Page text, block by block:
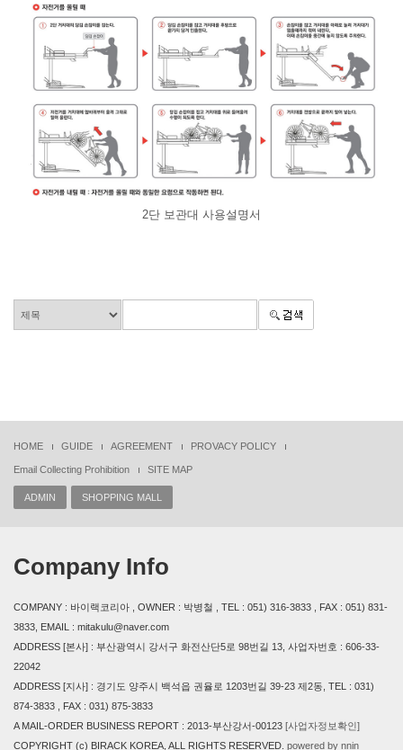
2단 보관대 사용설명서
HOME GUIDE AGREEMENT PROVACY POLICY
Email Collecting Prohibition SITE MAP
ADMIN SHOPPING MALL
Company Info
COMPANY : 바이랙코리아 , OWNER : 박병철 , TEL : 051) 316-3833 , FAX : 051) 831-
3833, EMAIL : mitakulu@naver.com
ADDRESS [본사] : 부산광역시 강서구 화전산단5로 98번길 13, 사업자번호 : 606-33-
22042
ADDRESS [지사] : 경기도 양주시 백석읍 권율로 1203번길 39-23 제2동, TEL : 031)
874-3833 , FAX : 031) 875-3833
A MAIL-ORDER BUSINESS REPORT : 2013-부산강서-00123 [사업자정보확인]
COPYRIGHT (c) BIRACK KOREA, ALL RIGHTS RESERVED. powered by nnin